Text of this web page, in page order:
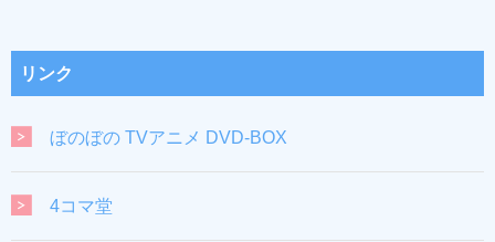
リンク
ぼのぼの TVアニメ DVD-BOX
4コマ堂